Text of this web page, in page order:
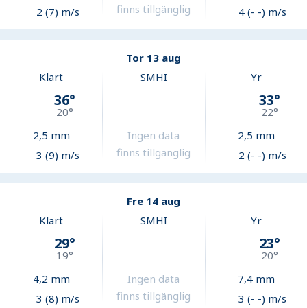
2 (7) m/s
finns tillgänglig
4 (- -) m/s
Tor 13 aug
Klart
36°
20°
2,5 mm
3 (9) m/s
SMHI
Ingen data
finns tillgänglig
Yr
33°
22°
2,5 mm
2 (- -) m/s
Fre 14 aug
Klart
29°
19°
4,2 mm
3 (8) m/s
SMHI
Ingen data
finns tillgänglig
Yr
23°
20°
7,4mm
3 (- -) m/s